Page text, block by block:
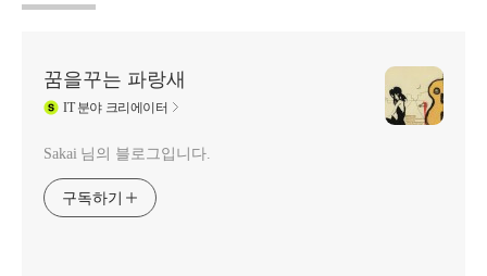
꿈을꾸는 파랑새
IT분야 크리에이터
Sakai 님의 블로그입니다.
구독하기